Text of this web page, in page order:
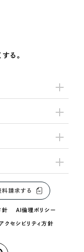
る。
料請求する
針 AI倫理ポリシー
クセシビリティ方針